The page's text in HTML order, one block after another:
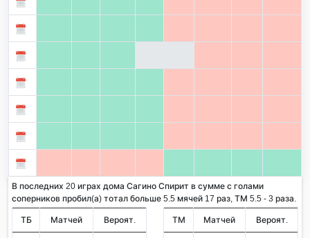
В последних 20 играх дома Сагино Спирит в сумме с голами
соперников пробил(а) тотал больше 5.5 мячей 17 раз, ТМ 5.5 - 3 раза.
ТБ Матчей Вероят. ТМ Матчей Вероят.